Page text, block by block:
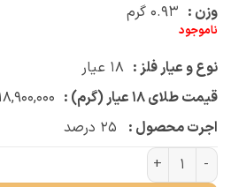
وزن : ۰.۹۳ گرم
ناموجود
نوع و عیار فلز : ۱۸ عیار
قیمت طلای ۱۸ عیار (گرم) :
اجرت محصول :
۲۵ درصد
گوشواره میخی خورشید (کد 3478) عدد